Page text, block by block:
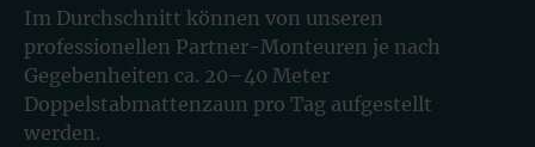
Im Durchschnitt können von unseren
professionellen Partner-Monteuren je nach
Gegebenheiten ca. 20–40 Meter
Doppelstabmattenzaun pro Tag aufgestellt
werden.